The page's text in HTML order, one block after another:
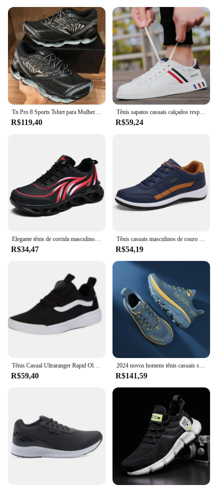
R$119,40
Tênis sapatos casuais calçados respiráveis plana rendas até sapatos de viagem brancos para homens tênis masculino tamanho grande 46
R$59,24
R$34,47 R$54,19
Tênis Casual Ultraranger Rapid Old Várias Cores Confortável Academia Feminino & Masculino Envio Imediato Frete Gratuito
R$59,40
2024 novos homens tênis casuais sapatos masculinos tênis de luxo treinador placa carbono leve tênis corrida para homem tenis masculino
R$141,59